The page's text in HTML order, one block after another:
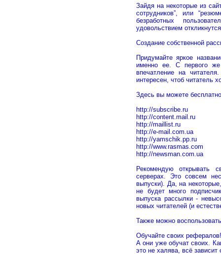
Зайдя на некоторые из
сотрудников”, или
безработных
удовольствием
Создание собственной
Придумайте яркое
именно ее. С первого же
впечатление на
интересен, чтоб читатель
Здесь вы можете
http://subscribe.ru
http://content.mail.ru
http://maillist.ru
http://e-mail.com.ua
http://yamschik.pp.ru
http://www.rasmas.com
http://newsman.com.ua
Рекомендую открывать
серверах. Это совсем
выпуски). Да, на
не будет много
выпуска рассылки -
новых читателей (и
Также можно
Обучайте своих
А они уже обучат своих.
это не халява, всё зависит